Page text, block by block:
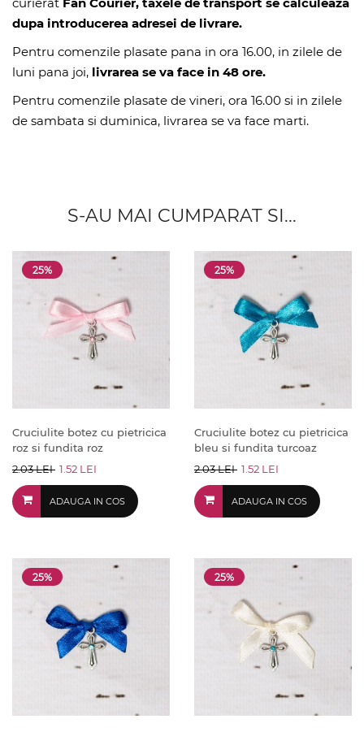
dupa introducerea adresei de livrare.
Pentru comenzile plasate pana in ora 16.00, in zilele de
luni pana joi, livrarea se va face in 48 ore.
Pentru comenzile plasate de vineri, ora 16.00 si in zilele
de sambata si duminica, livrarea se va face marti.
S-AU MAI CUMPARAT SI...
25%
Cruciulite botez cu pietricica
roz si fundita roz
2.03 LEI 1.52 LEI
ADAUGA IN COS
25%
Cruciulite botez cu pietricica
bleu si fundita turcoaz
2.03 LEI 1.52 LEI
ADAUGA IN COS
25% 25%